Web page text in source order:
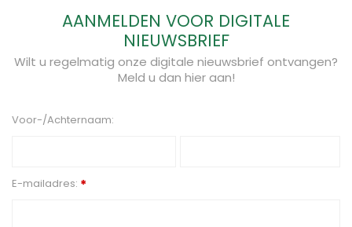
AANMELDEN VOOR DIGITALE
NIEUWSBRIEF
Wilt u regelmatig onze digitale nieuwsbrief ontvangen?
Meld u dan hier aan!
Voor-/Achternaam:
E-mailadres: *